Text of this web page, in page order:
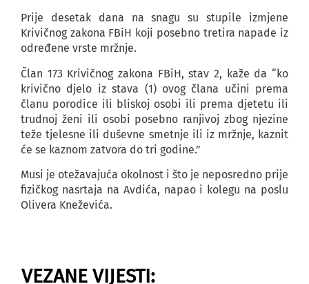
Prije desetak dana na snagu su stupile izmjene
Krivičnog zakona FBiH koji posebno tretira napade iz
određene vrste mržnje.
Član 173 Krivičnog zakona FBiH, stav 2, kaže da “ko
krivično djelo iz stava (1) ovog člana učini prema
članu porodice ili bliskoj osobi ili prema djetetu ili
trudnoj ženi ili osobi posebno ranjivoj zbog njezine
teže tjelesne ili duševne smetnje ili iz mržnje, kaznit
će se kaznom zatvora do tri godine.”
Musi je otežavajuća okolnost i što je neposredno prije
fizičkog nasrtaja na Avdića, napao i kolegu na poslu
Olivera Kneževića.
VEZANE VIJESTI: